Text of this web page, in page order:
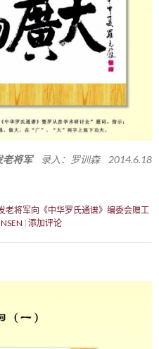
老将军录入：罗训森 2014.6.18
将军向《中华罗氏通谱》编委会赠工
添加评论